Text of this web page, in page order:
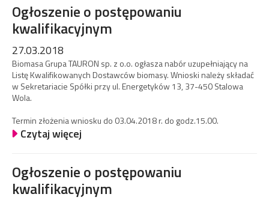
Ogłoszenie o postępowaniu
kwalifikacyjnym
27.03.2018
Biomasa Grupa TAURON sp. z o.o. ogłasza nabór uzupełniający na
Listę Kwalifikowanych Dostawców biomasy. Wnioski należy składać
w Sekretariacie Spółki przy ul. Energetyków 13, 37-450 Stalowa
Wola.
Termin złożenia wniosku do 03.04.2018 r. do godz.15.00.
Czytaj więcej
Ogłoszenie o postępowaniu
kwalifikacyjnym